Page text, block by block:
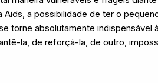
Aids, a possibilidade de ter o
torne absolutamente
la, de reforçá-la, de outro,